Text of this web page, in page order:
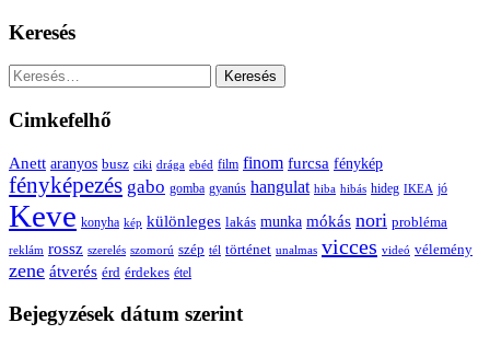
Keresés
Keresés:
Cimkefelhő
Anett aranyos busz ciki drága ebéd film finom furcsa fénykép
fényképezés gabo gomba gyanús hangulat hiba hibás hideg IKEA jó
Keve konyha kép különleges lakás munka mókás nori probléma
reklám rossz szerelés szomorú szép tél történet unalmas vicces videó vélemény
zene átverés érd érdekes étel
Bejegyzések dátum szerint